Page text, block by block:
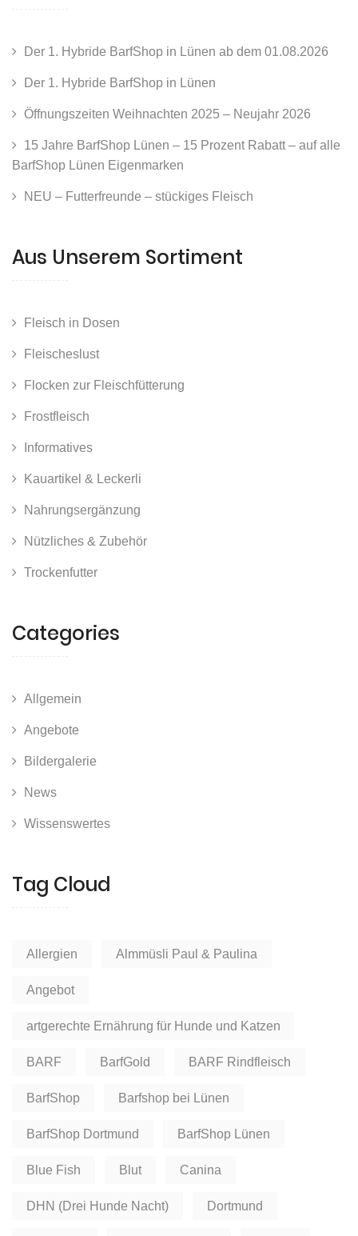
Der 1. Hybride BarfShop in Lünen ab dem 01.08.2026
Der 1. Hybride BarfShop in Lünen
Öffnungszeiten Weihnachten 2025 – Neujahr 2026
15 Jahre BarfShop Lünen – 15 Prozent Rabatt – auf alle
BarfShop Lünen Eigenmarken
NEU – Futterfreunde – stückiges Fleisch
Aus Unserem Sortiment
Fleisch in Dosen
Fleischeslust
Flocken zur Fleischfütterung
Frostfleisch
Informatives
Kauartikel & Leckerli
Nahrungsergänzung
Nützliches & Zubehör
Trockenfutter
Categories
Allgemein
Angebote
Bildergalerie
News
Wissenswertes
Tag Cloud
Allergien Almmüsli Paul & Paulina
Angebot
artgerechte Ernährung für Hunde und Katzen
BARF BarfGold BARF Rindfleisch
BarfShop Barfshop bei Lünen
BarfShop Dortmund BarfShop Lünen
Blue Fish Blut Canina
DHN (Drei Hunde Nacht) Dortmund